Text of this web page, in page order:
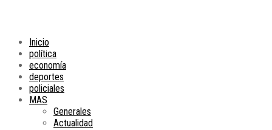
Inicio
política
economía
deportes
policiales
MAS
Generales
Actualidad